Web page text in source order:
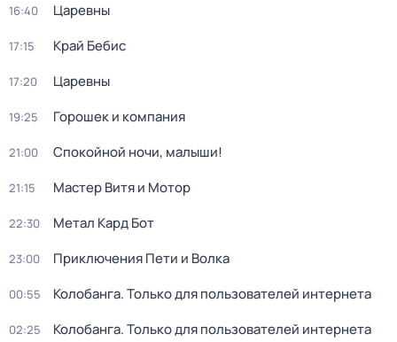
16:40 Царевны
17:15 Край Бебис
17:20 Царевны
19:25 Горошек и компания
21:00 Спокойной ночи, малыши!
21:15 Мастер Витя и Мотор
22:30 Метал Кард Бот
23:00 Приключения Пети и Волка
00:55 Колобанга. Только для пользователей интернета
02:25 Колобанга. Только для пользователей интернета